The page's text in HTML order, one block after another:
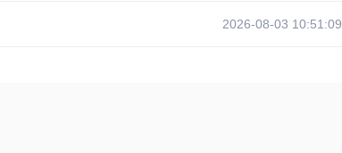
2026-08-03 10:51:09